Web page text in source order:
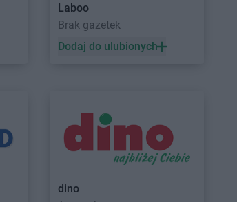
Intermarche
Laboo
Brak gazetek
Dodaj do ulubionych
dino